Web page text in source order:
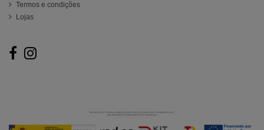
Termos e condições
Lojas